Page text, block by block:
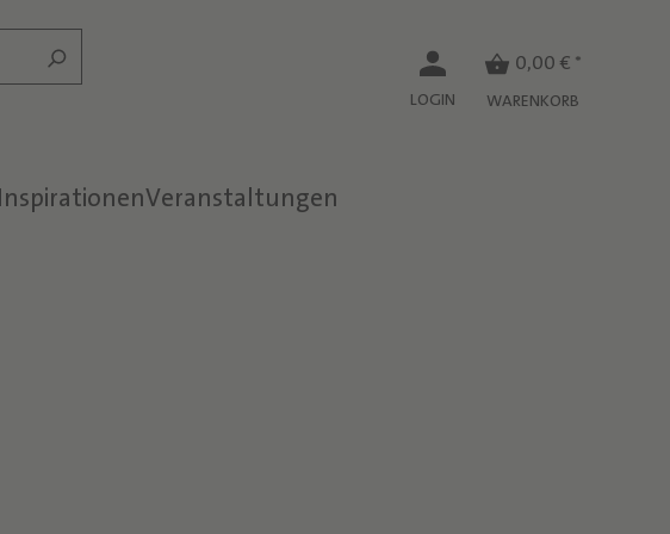
LOGIN
0,00 € *
WARENKORB
InspirationenVeranstaltungen